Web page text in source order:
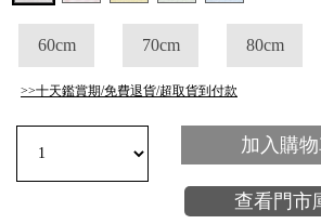
60cm 70cm 80cm
>>十天鑑賞期/免費退貨/超取貨到付款
加入購
查看門市